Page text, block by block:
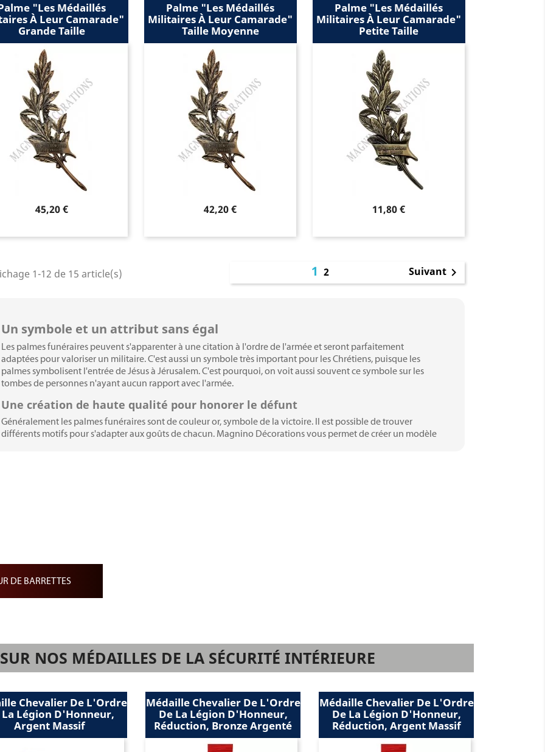
"les Médaillés
À Leur Camarade"
Grande Taille
Prix
45,20 €
Palme "les Médaillés
Militaires À Leur Camarade"
Taille Moyenne
Prix
42,20 €
Palme "les Médaillés
Militaires À Leur Camarade"
Petite Taille
Prix
11,80 €
1-12 de 15 article(s) 12 Suivant
Un symbole et un attribut sans égal
Les palmes funéraires peuvent s'apparenter à une citation à l'ordre de l'armée et seront parfaitement
adaptées pour valoriser un militaire. C'est aussi un symbole très important pour les Chrétiens, puisque les
palmes symbolisent l'entrée de Jésus à Jérusalem. C'est pourquoi, on voit aussi souvent ce symbole sur les
tombes de personnes n'ayant aucun rapport avec l'armée.
Une création de haute qualité pour honorer le défunt
Généralement les palmes funéraires sont de couleur or, symbole de la victoire. Il est possible de trouver
différents motifs pour s'adapter aux goûts de chacun. Magnino Décorations vous permet de créer un modèle
DE BARRETTES
NOS MÉDAILLES DE LA SÉCURITÉ INTÉRIEURE
Médaille Chevalier De L'Ordre
De La Légion D'Honneur,
Réduction, Bronze Argenté
Médaille Chevalier De L'Ordre
De La Légion D'Honneur,
Réduction, Argent Massif
Médaille Officier De L'Ordre
De La Légion D'Honneur,
Bronze Doré